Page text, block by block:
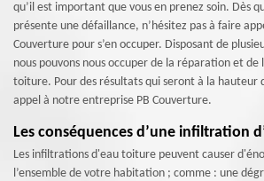
qu’il est important que vous en prenez soin. Dès
présente une défaillance, n’hésitez pas à faire
Couverture pour s’en occuper. Disposant de
nous pouvons nous occuper de la réparation et
toiture. Pour des résultats qui seront à la hauteur
appel à notre entreprise PB Couverture.
Les conséquences d’une infiltration
Les infiltrations d'eau toiture peuvent causer
l’ensemble de votre habitation ; comme : une